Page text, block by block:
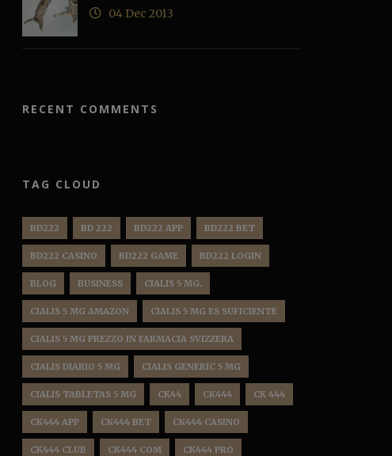
04 Dec 2013
RECENT COMMENTS
TAG CLOUD
BD222 BD 222 BD222 APP BD222 BET
BD222 CASINO BD222 GAME BD222 LOGIN
BLOG BUSINESS CIALIS 5 MG.
CIALIS 5 MG AMAZON CIALIS 5 MG ES SUFICIENTE
CIALIS 5 MG PREZZO IN FARMACIA SVIZZERA
CIALIS DIARIO 5 MG CIALIS GENERIC 5 MG
CIALIS TABLETAS 5 MG CK44 CK444 CK 444
CK444 APP CK444 BET CK444 CASINO
CK444 CLUB CK444 COM CK444 PRO